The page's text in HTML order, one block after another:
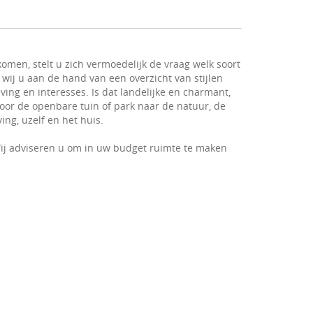
stelt u zich vermoedelijk de vraag welk soort
u aan de hand van een overzicht van stijlen
en interesses. Is dat landelijke en charmant,
de openbare tuin of park naar de natuur, de
uzelf en het huis.
adviseren u om in uw budget ruimte te maken